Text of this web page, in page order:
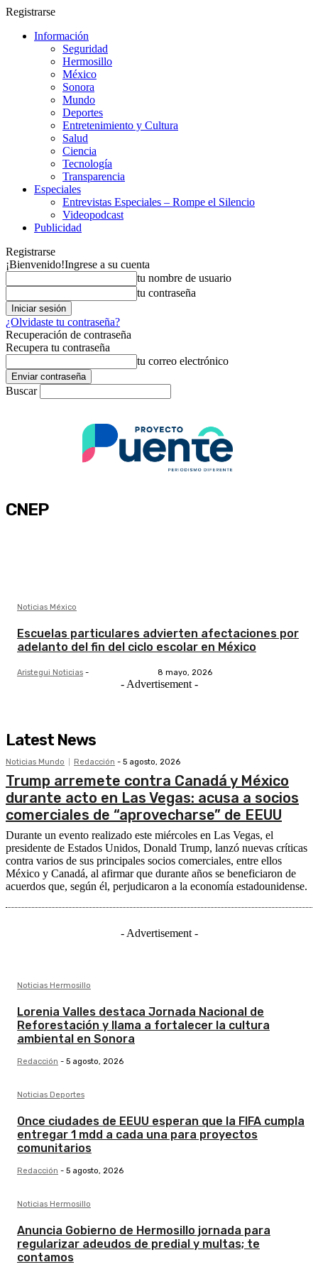
Registrarse
Información
Seguridad
Hermosillo
México
Sonora
Mundo
Deportes
Entretenimiento y Cultura
Salud
Ciencia
Tecnología
Transparencia
Especiales
Entrevistas Especiales – Rompe el Silencio
Videopodcast
Publicidad
Registrarse
¡Bienvenido!Ingrese a su cuenta
tu nombre de usuario
tu contraseña
¿Olvidaste tu contraseña?
Recuperación de contraseña
Recupera tu contraseña
tu correo electrónico
Buscar
CNEP
Noticias México
Escuelas particulares advierten afectaciones por
adelanto del fin del ciclo escolar en México
Aristegui Noticias - 8 mayo, 2026
- Advertisement -
Latest News
Noticias Mundo Redacción - 5 agosto, 2026
Trump arremete contra Canadá y México
durante acto en Las Vegas: acusa a socios
comerciales de “aprovecharse” de EEUU
Durante un evento realizado este miércoles en Las Vegas, el
presidente de Estados Unidos, Donald Trump, lanzó nuevas críticas
contra varios de sus principales socios comerciales, entre ellos
México y Canadá, al afirmar que durante años se beneficiaron de
acuerdos que, según él, perjudicaron a la economía estadounidense.
- Advertisement -
Noticias Hermosillo
Lorenia Valles destaca Jornada Nacional de
Reforestación y llama a fortalecer la cultura
ambiental en Sonora
Redacción - 5 agosto, 2026
Noticias Deportes
Once ciudades de EEUU esperan que la FIFA cumpla
entregar 1 mdd a cada una para proyectos
comunitarios
Redacción - 5 agosto, 2026
Noticias Hermosillo
Anuncia Gobierno de Hermosillo jornada para
regularizar adeudos de predial y multas; te
contamos